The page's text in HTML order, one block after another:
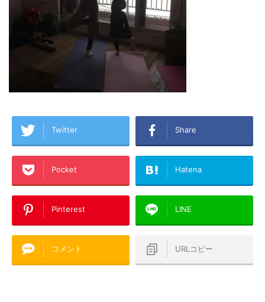
Twitter Share
Pocket Hatena
Pinterest LINE
コメント URLコピー